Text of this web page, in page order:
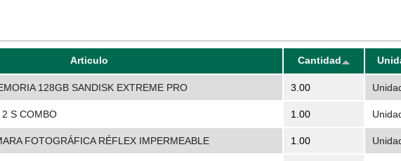
Articulo Cantidad
128GB SANDISK EXTREME PRO 3.00
S COMBO 1.00
FOTOGRÁFICA RÉFLEX IMPERMEABLE 1.00